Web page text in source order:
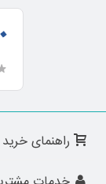
راهنمای خرید